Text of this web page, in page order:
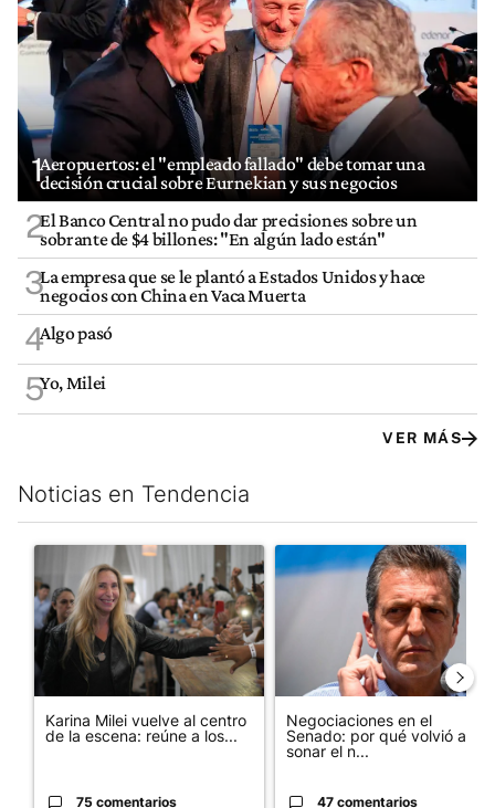
1Aeropuertos: el "empleado fallado" debe tomar una
decisión crucial sobre Eurnekian y sus negocios
2El Banco Central no pudo dar precisiones sobre un
sobrante de $4 billones: "En algún lado están"
3La empresa que se le plantó a Estados Unidos y hace
negocios con China en Vaca Muerta
4Algo pasó
5Yo, Milei
VER MÁS
Noticias en Tendencia
Este listado muestra los artículos con más comentarios en los
Un artículo de tendencia con el título "Karina Milei vuelve al
Karina Milei vuelve al centro
de la escena: reúne a los...
75 comentarios
Un artículo de tendencia con
Negociaciones en el
Senado: por qué volvió a
sonar el n...
47 comentarios